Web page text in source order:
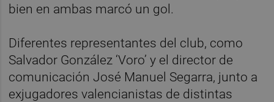
bien en ambas marcó un gol.
Diferentes representantes del club, como
Salvador González ‘Voro’ y el director de
comunicación José Manuel Segarra, junto a
exjugadores valencianistas de distintas